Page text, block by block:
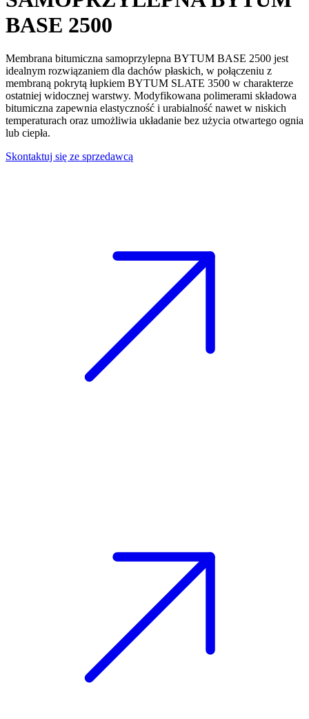
BASE 2500
Membrana bitumiczna samoprzylepna BYTUM BASE 2500 jest
idealnym rozwiązaniem dla dachów płaskich, w połączeniu z
membraną pokrytą łupkiem BYTUM SLATE 3500 w charakterze
ostatniej widocznej warstwy. Modyfikowana polimerami składowa
bitumiczna zapewnia elastyczność i urabialność nawet w niskich
temperaturach oraz umożliwia układanie bez użycia otwartego ognia
lub ciepła.
Skontaktuj się ze sprzedawcą